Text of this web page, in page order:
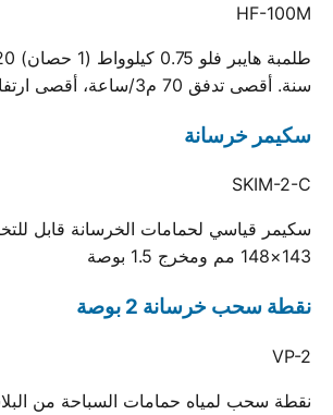
HF-100M
سنة. أقصى تدفق 70 م3/ساعة، أقصى ارتفاع 19 متر
سكيمر خرسانة
SKIM-2-C
سكيمر قياسي لحمامات الخرسانة قابل
143×148 مم ومخرج 1.5 بوصة
نقطة سحب خرسانة 2 بوصة
VP-2
نقطة سحب لمياه حمامات السباحة من